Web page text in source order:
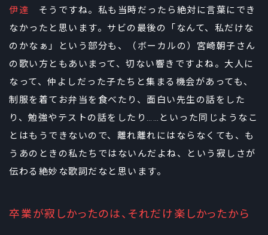
伊達 そうですね。私も当時だったら絶対に言葉にでき
なかったと思います。サビの最後の「なんて、私だけな
のかなぁ」という部分も、（ボーカルの）宮崎朝子さん
の歌い方ともあいまって、切ない響きですよね。大人に
なって、仲よしだった子たちと集まる機会があっても、
制服を着てお弁当を食べたり、面白い先生の話をした
り、勉強やテストの話をしたり……といった同じようなこ
とはもうできないので、離れ離れにはならなくても、も
うあのときの私たちではないんだよね、という寂しさが
伝わる絶妙な歌詞だなと思います。
卒業が寂しかったのは、それだけ楽しかったから